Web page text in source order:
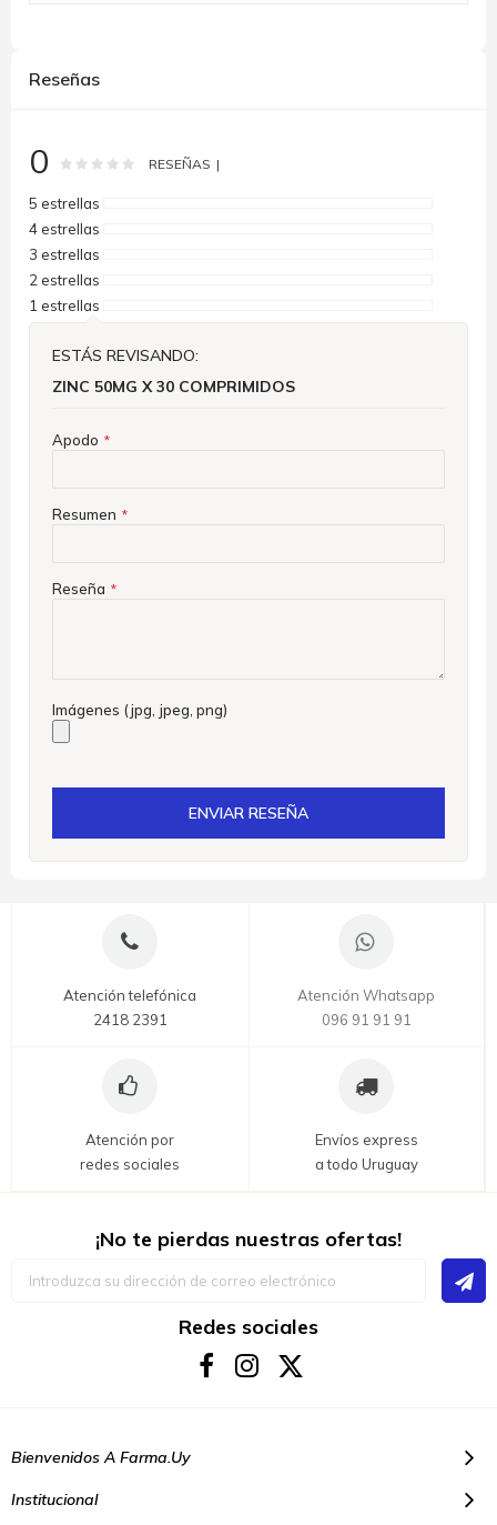
Reseñas
0 Rating: % of100
RESEÑAS
5 estrellas
4 estrellas
3 estrellas
2 estrellas
1 estrellas
ESTÁS REVISANDO:
ZINC 50MG X 30 COMPRIMIDOS
Apodo
Resumen
Reseña
Imágenes (jpg, jpeg, png)
ENVIAR RESEÑA
Atención telefónica
2418 2391
Atención Whatsapp
096 91 91 91
Atención por
redes sociales
Envíos express
a todo Uruguay
¡No te pierdas nuestras ofertas!
Redes sociales
Bienvenidos A Farma.uy
Institucional